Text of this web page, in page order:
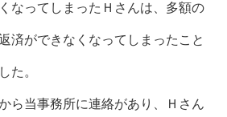
なってしまったＨさんは、多額の
済ができなくなってしまったこと
た。
ら当事務所に連絡があり、Ｈさん